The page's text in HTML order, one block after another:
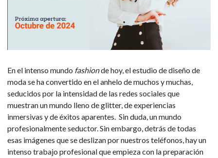
En el intenso mundo fashionde hoy, el estudio de diseño de
moda se ha convertido en el anhelo de muchos y muchas,
seducidos por la intensidad de las redes sociales que
muestran un mundo lleno de glitter, de experiencias
inmersivas y de éxitos aparentes. Sin duda, un mundo
profesionalmente seductor. Sin embargo, detrás de todas
esas imágenes que se deslizan por nuestros teléfonos, hay un
intenso trabajo profesional que empieza con la preparación